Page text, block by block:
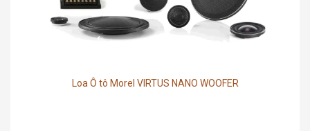
Loa Ô tô Morel VIRTUS NANO WOOFER